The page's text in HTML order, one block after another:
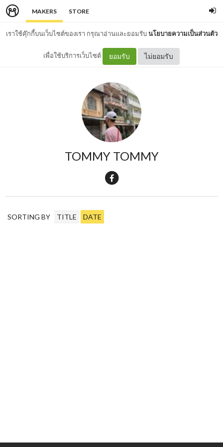
MAKERS STORE
เราใช้คุ๊กกี้บนเว็บไซต์ของเรา กรุณาอ่านและยอมรับนโยบายความเป็นส่วนตัว
เพื่อใช้บริการเว็บไซต์ ยอมรับ ไม่ยอมรับ
TOMMY TOMMY
SORTING BY TITLE DATE